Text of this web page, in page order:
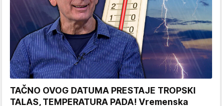
TAČNO OVOG DATUMA PRESTAJE TROPSKI
TALAS, TEMPERATURA PADA! Vremenska